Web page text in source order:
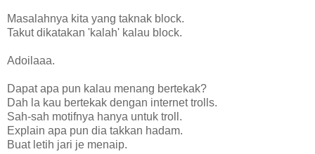
Masalahnya kita yang taknak block.
Takut dikatakan 'kalah' kalau block.
Adoilaaa.
Dapat apa pun kalau menang bertekak?
Dah la kau bertekak dengan internet trolls.
Sah-sah motifnya hanya untuk troll.
Explain apa pun dia takkan hadam.
Buat letih jari je menaip.